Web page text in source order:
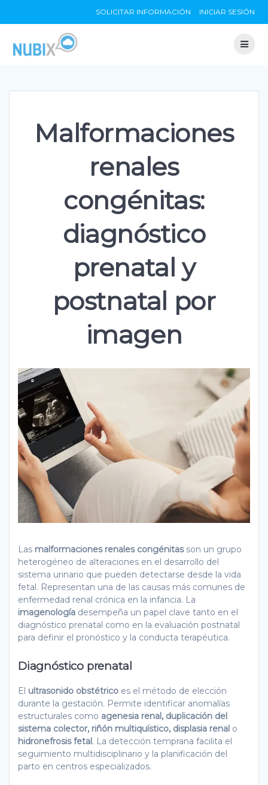
to
SOLICITAR INFORMACIÓN INICIAR SESIÓN
Malformaciones
renales
congénitas:
diagnóstico
prenatal y
postnatal por
imagen
Las malformaciones renales congénitasson un grupo
heterogéneo de alteraciones en el desarrollo del
sistema urinario que pueden detectarse desde la vida
fetal. Representan una de las causas más comunes de
enfermedad renal crónica en la infancia. La
imagenología desempeña un papel clave tanto en el
diagnóstico prenatal como en la evaluación postnatal
para definir el pronóstico y la conducta terapéutica.
Diagnóstico prenatal
El ultrasonido obstétrico es el método de elección
durante la gestación. Permite identificar anomalías
estructurales como agenesia renal, duplicación del
sistema colector, riñón multiquístico, displasia renal o
hidronefrosis fetal . La detección temprana facilita el
seguimiento multidisciplinario y la planificación del
parto en centros especializados.